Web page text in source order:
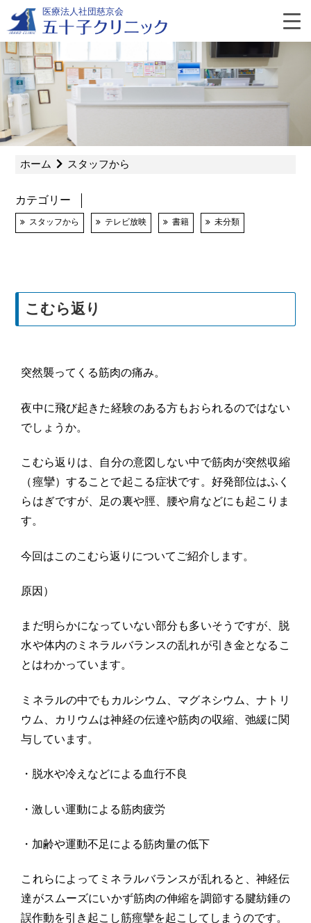
content
医療法人社団慈京会
ホーム スタッフから
カテゴリー
スタッフから テレビ放映 書籍 未分類
こむら返り
突然襲ってくる筋肉の痛み。
夜中に飛び起きた経験のある方もおられるのではない
でしょうか。
こむら返りは、自分の意図しない中で筋肉が突然収縮
（痙攣） することで起こる症状です。好発部位はふく
らはぎですが、 足の裏や脛、腰や肩などにも起こりま
す。
今回はこのこむら返りについてご紹介します。
原因）
まだ明らかになっていない部分も多いそうですが、 脱
水や体内のミネラルバランスの乱れが引き金となるこ
とはわかっています。
ミネラルの中でもカルシウム、マグネシウム、ナトリ
ウム、
カリウムは神経の伝達や筋肉の収縮、弛緩に関
与しています。
・脱水や冷えなどによる血行不良
・激しい運動による筋肉疲労
・加齢や運動不足による筋肉量の低下
これらによってミネラルバランスが乱れると、神経伝
達がスムーズにいかず筋肉の伸縮を調節する腱紡錘の
誤作動を引き起こし筋痙攣を起こしてしまうのです。